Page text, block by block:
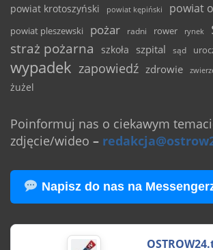
powiat krotoszyński powiat kępiński powiat
powiat pleszewski pożar radni rower rynek
straż pożarna szkoła szpital sąd
wypadek zapowiedź zdrowie
żużel
Poinformuj nas o ciekawym
zdjęcie/wideo –
Napisz do nas na